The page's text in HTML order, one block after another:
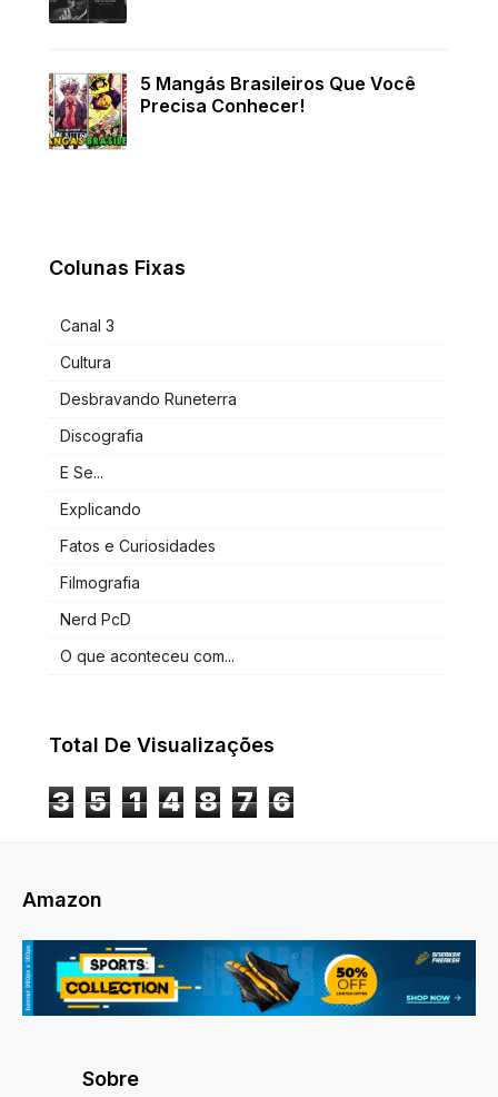
5 Mangás Brasileiros Que Você
Precisa Conhecer!
Colunas Fixas
Canal 3
Cultura
Desbravando Runeterra
Discografia
E Se...
Explicando
Fatos e Curiosidades
Filmografia
Nerd PcD
O que aconteceu com...
Total De Visualizações
3 5 1 4 8 7 6
Amazon
Sobre